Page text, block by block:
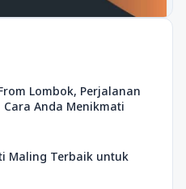
Lombok, Perjalanan
Anda Menikmati
Maling Terbaik untuk